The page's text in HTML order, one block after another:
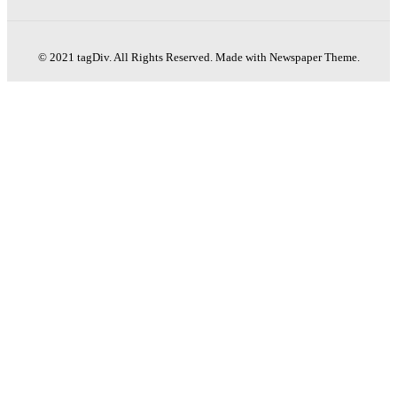
© 2021 tagDiv. All Rights Reserved. Made with Newspaper Theme.